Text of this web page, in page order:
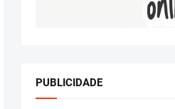
PUBLICIDADE